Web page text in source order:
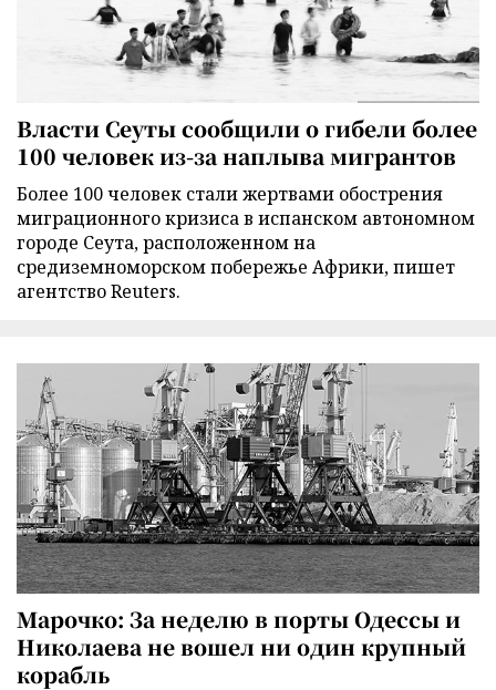
Власти Сеуты сообщили о гибели более
100 человек из-за наплыва мигрантов
Более 100 человек стали жертвами обострения
миграционного кризиса в испанском автономном
городе Сеута, расположенном на
средиземноморском побережье Африки, пишет
агентство Reuters.
Марочко: За неделю в порты Одессы и
Николаева не вошел ни один крупный
корабль